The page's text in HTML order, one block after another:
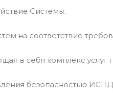
Системы.
на соответствие
в себя комплекс
безопасностью